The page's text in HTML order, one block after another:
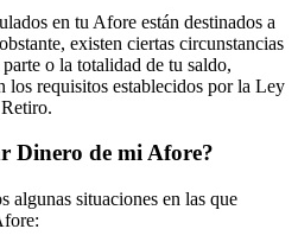
en tu Afore están destinados a
existen ciertas circunstancias
o la totalidad de tu saldo,
los requisitos establecidos por la Ley
Dinero de mi Afore?
algunas situaciones en las que